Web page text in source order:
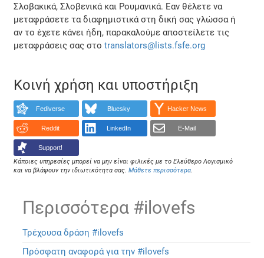
Σλοβακικά, Σλοβενικά και Ρουμανικά. Εαν θέλετε να
μεταφράσετε τα διαφημιστικά στη δική σας γλώσσα ή
αν το έχετε κάνει ήδη, παρακαλούμε αποστείλετε τις
μεταφράσεις σας στοtranslators@lists.fsfe.org
Κοινή χρήση και υποστήριξη
Fediverse Bluesky Hacker News
Reddit LinkedIn E-Mail
Support!
Κάποιες υπηρεσίες μπορεί να μην είναι φιλικές με το Ελεύθερο Λογισμικό
και να βλάψουν την ιδιωτικότητα σας.Μάθετε περισσότερα.
Περισσότερα #ilovefs
Τρέχουσα δράση #ilovefs
Πρόσφατη αναφορά για την #ilovefs